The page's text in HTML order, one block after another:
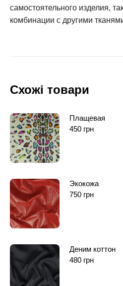
самостоятельного изделия,
комбинации с другими
Схожі товари
Плащевая
450 грн
Экокожа
750 грн
Деним коттон
480 грн